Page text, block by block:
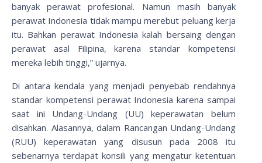
banyak perawat profesional. Namun masih banyak
perawat Indonesia tidak mampu merebut peluang kerja
itu. Bahkan perawat Indonesia kalah bersaing dengan
perawat asal Filipina, karena standar kompetensi
mereka lebih tinggi,” ujarnya.
Di antara kendala yang menjadi penyebab rendahnya
standar kompetensi perawat Indonesia karena sampai
saat ini Undang-Undang (UU) keperawatan belum
disahkan. Alasannya, dalam Rancangan Undang-Undang
(RUU) keperawatan yang disusun pada 2008 itu
sebenarnya terdapat konsili yang mengatur ketentuan